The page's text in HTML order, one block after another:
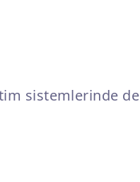
sistemlerinde de